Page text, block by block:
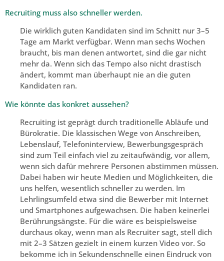
Recruiting muss also schneller werden.
Die wirklich guten Kandidaten sind im Schnitt nur 3–5
Tage am Markt verfügbar. Wenn man sechs Wochen
braucht, bis man denen antwortet, sind die gar nicht
mehr da. Wenn sich das Tempo also nicht drastisch
ändert, kommt man überhaupt nie an die guten
Kandidaten ran.
Wie könnte das konkret aussehen?
Recruiting ist geprägt durch traditionelle Abläufe und
Bürokratie. Die klassischen Wege von Anschreiben,
Lebenslauf, Telefoninterview, Bewerbungsgespräch
sind zum Teil einfach viel zu zeitaufwändig, vor allem,
wenn sich dafür mehrere Personen abstimmen müssen.
Dabei haben wir heute Medien und Möglichkeiten, die
uns helfen, wesentlich schneller zu werden. Im
Lehrlingsumfeld etwa sind die Bewerber mit Internet
und Smartphones aufgewachsen. Die haben keinerlei
Berührungsängste. Für die wäre es beispielsweise
durchaus okay, wenn man als Recruiter sagt, stell dich
mit 2–3 Sätzen gezielt in einem kurzen Video vor. So
bekomme ich in Sekundenschnelle einen Eindruck von